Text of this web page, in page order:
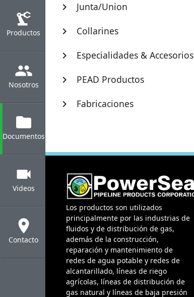
precision_manufacturing
Productos
group
Nosotros
folder
Documentos
videocam
Videos
location_on
Contacto
chevron_right Junta/Union
chevron_right Collarines
chevron_right Especialidades & Accesorios
chevron_right PEAD Productos
chevron_right Fabricaciones
Los productos son utilizados
principalmente por las industrias de
fluidos y de distribución de gas,
además de la construcción,
reparación y mantenimiento de
redes de agua potable y redes de
alcantarillado, líneas de riego
agrícolas, líneas de distribución de
gas natural y líneas de baja presión